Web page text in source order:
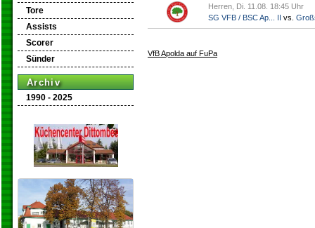
Tore
Assists
Scorer
Sünder
Archiv
1990 - 2025
Herren, Di. 11.08. 18:45 Uhr
SG VFB / BSC Ap... II vs.
VfB Apolda auf FuPa